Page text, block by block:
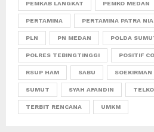
PEMKAB LANGKAT PEMKO MEDAN
PERTAMINA PERTAMINA PATRA
PLN PN MEDAN POLDA
POLRES TEBINGTINGGI POSITIF
RSUP HAM SABU SOEKIRMAN
SUMUT SYAH AFANDIN
TERBIT RENCANA UMKM